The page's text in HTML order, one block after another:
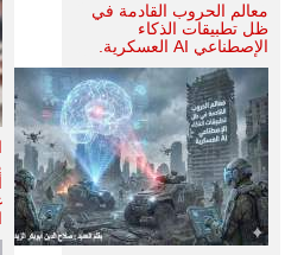
معالم الحروب القادمة في
ظل تطبيقات الذكاء
الإصطناعي AI العسكرية.